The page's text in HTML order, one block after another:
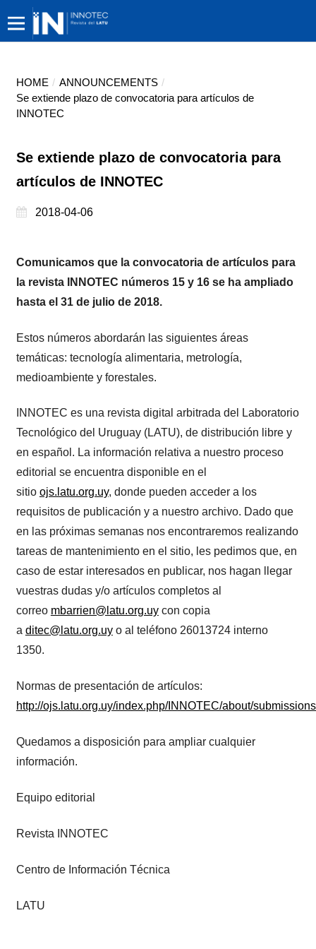
HOME / ANNOUNCEMENTS /
Se extiende plazo de convocatoria para artículos de
INNOTEC
Se extiende plazo de convocatoria para
artículos de INNOTEC
2018-04-06
Comunicamos que la convocatoria de artículos para
la revistaINNOTEC números 15 y 16 se ha ampliado
hasta el 31 de julio de 2018.
Estos números abordarán las siguientes áreas
temáticas: tecnología alimentaria, metrología,
medioambiente y forestales.
INNOTEC es una revista digital arbitrada del Laboratorio
Tecnológico del Uruguay (LATU), de distribución libre y
en español. La información relativa a nuestro proceso
editorial se encuentra disponible en el
sitio ojs.latu.org.uy, donde pueden acceder a los
requisitos de publicación y a nuestro archivo. Dado que
en las próximas semanas nos encontraremos realizando
tareas de mantenimiento en el sitio, les pedimos que, en
caso de estar interesados en publicar, nos hagan llegar
vuestras dudas y/o artículos completos al
correo mbarrien@latu.org.uycon copia
a ditec@latu.org.uyo al teléfono 26013724 interno
1350.
Normas de presentación de artículos:
http://ojs.latu.org.uy/index.php/INNOTEC/about/
​Quedamos a disposición para ampliar cualquier
información.
Equipo editorial
Revista INNOTEC
Centro de Información Técnica
LATU